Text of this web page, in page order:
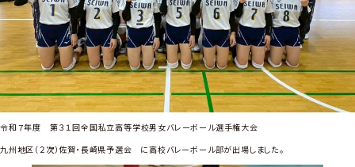
を
開
催
し
ま
し
た
！
令和７年度 第３１回全国私立高等学校男女バレーボール選手権大会
九州地区（２次）佐賀・長崎県予選会 に高校バレーボール部が出場しました。